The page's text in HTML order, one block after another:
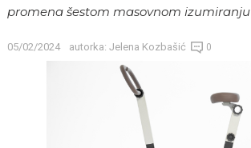
promena šestom masovnom izumiranju
05/02/2024 autorka: Jelena Kozbašić 0